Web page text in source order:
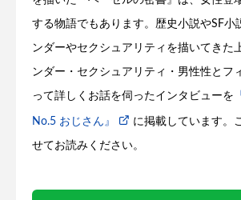
する物語でもあります。歴史小説やSF小
ンダーやセクシュアリティを描いてきた
ンダー・セクシュアリティ・男性性とフ
って詳しくお話を伺ったインタビューを
No.5 おじさん』 に掲載しています。
せてお読みください。